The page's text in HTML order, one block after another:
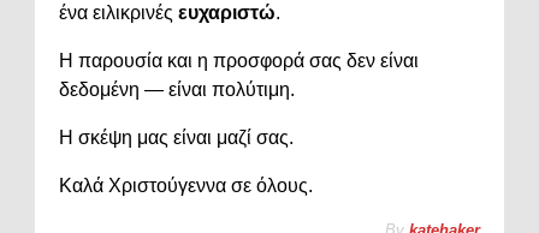
ένα ειλικρινές ευχαριστώ.
Η παρουσία και η προσφορά σας δεν είναι
δεδομένη — είναι πολύτιμη.
Η σκέψη μας είναι μαζί σας.
Καλά Χριστούγεννα σε όλους.